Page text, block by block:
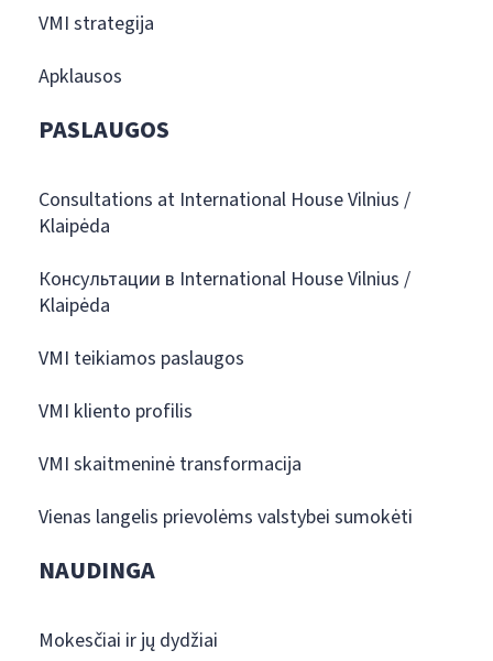
VMI strategija
Apklausos
PASLAUGOS
Consultations at International House Vilnius /
Klaipėda
Консультации в International House Vilnius /
Klaipėda
VMI teikiamos paslaugos
VMI kliento profilis
VMI skaitmeninė transformacija
Vienas langelis prievolėms valstybei sumokėti
NAUDINGA
Mokesčiai ir jų dydžiai